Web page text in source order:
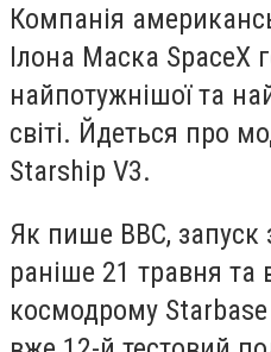
Компанія
Ілона Маска SpaceX
найпотужнішої та
світі. Йдеться про
Starship V3.
Як пише ВВС, запуск
раніше 21 травня та
космодрому Starbase